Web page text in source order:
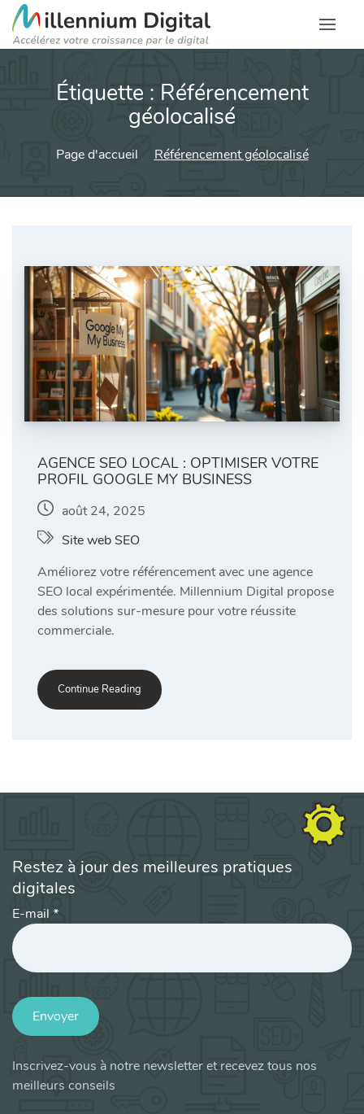
Étiquette : Référencement
géolocalisé
Page d'accueil Référencement géolocalisé
AGENCE SEO LOCAL : OPTIMISER VOTRE
PROFIL GOOGLE MY BUSINESS
août 24, 2025
Site web SEO
Améliorez votre référencement avec une agence
SEO local expérimentée. Millennium Digital propose
des solutions sur-mesure pour votre réussite
commerciale.
Continue Reading
Restez à jour des meilleures pratiques
digitales
E-mail *
Envoyer
Inscrivez-vous à notre newsletter et recevez tous nos
meilleurs conseils